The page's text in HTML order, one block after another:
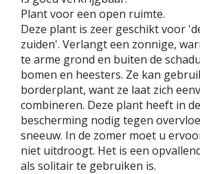
Plant voor een open ruimte.
Deze plant is zeer geschikt voor
zuiden'. Verlangt een zonnige,
te arme grond en buiten de
bomen en heesters. Ze kan
borderplant, want ze laat zich
combineren. Deze plant heeft in
bescherming nodig tegen
sneeuw. In de zomer moet u
niet uitdroogt. Het is een
als solitair te gebruiken is.